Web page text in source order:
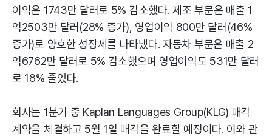
이익은 1743만 달러로 5% 감소했다. 제조 부문은 매출 1
억2503만 달러(28% 증가), 영업이익 800만 달러(46%
증가)로 양호한 성장세를 나타냈다. 자동차 부문은 매출 2
억6762만 달러로 5% 감소했으며 영업이익도 531만 달러
로 18% 줄었다.
회사는 1분기 중 Kaplan Languages Group(KLG) 매각
계약을 체결하고 5월 1일 매각을 완료할 예정이다. 이와 관